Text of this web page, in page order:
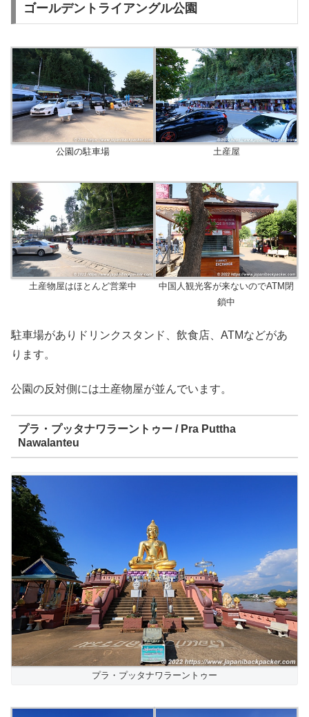
ゴールデントライアングル公園
公園の駐車場 土産屋
土産物屋はほとんど営業中
中国人観光客が来ないのでATM閉
鎖中
駐車場がありドリンクスタンド、飲食店、ATMなどがあ
ります。
公園の反対側には土産物屋が並んでいます。
プラ・プッタナワラーントゥー / Pra Puttha
Nawalanteu
プラ・プッタナワラーントゥー